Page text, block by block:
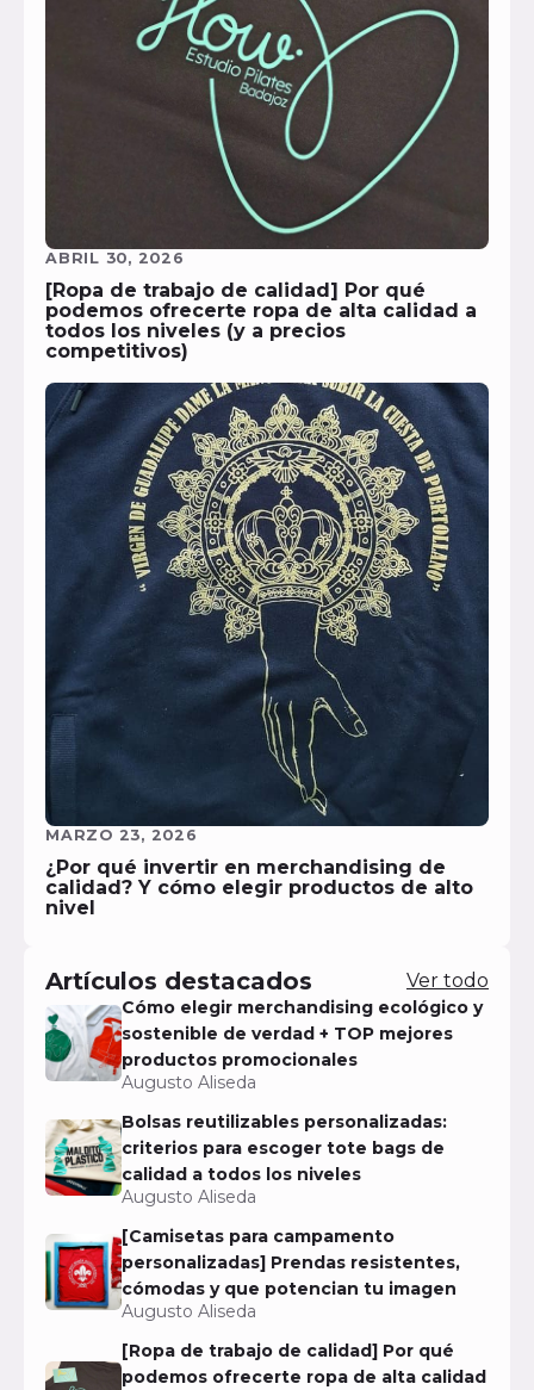
[Ropa de trabajo de calidad] Por qué
podemos ofrecerte ropa de alta calidad a
todos los niveles (y a precios
competitivos)
ABRIL 30, 2026
¿Por qué invertir en merchandising de
calidad? Y cómo elegir productos de alto
nivel
MARZO 23, 2026
Artículos destacados Ver todo
Cómo elegir merchandising ecológico y
sostenible de verdad + TOP mejores
productos promocionales
Augusto Aliseda
Bolsas reutilizables personalizadas:
criterios para escoger tote bags de
calidad a todos los niveles
Augusto Aliseda
[Camisetas para campamento
personalizadas] Prendas resistentes,
cómodas y que potencian tu imagen
Augusto Aliseda
[Ropa de trabajo de calidad] Por qué
podemos ofrecerte ropa de alta calidad